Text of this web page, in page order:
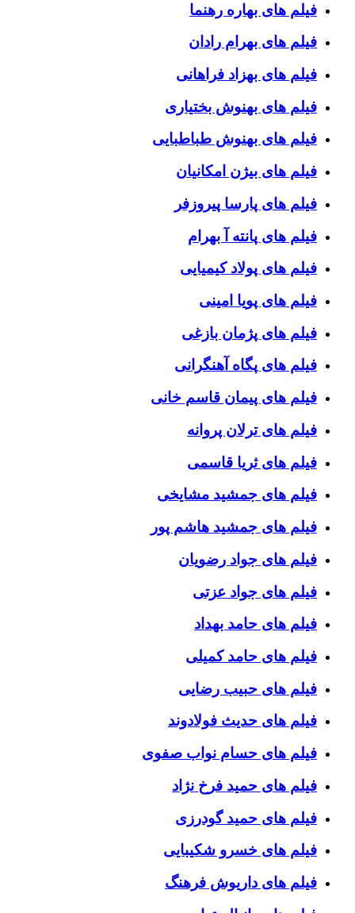
فیلم های بهاره رهنما
فیلم های بهرام رادان
فیلم های بهزاد فراهانی
فیلم های بهنوش بختیاری
فیلم های بهنوش طباطبایی
فیلم های بیژن امکانیان
فیلم های پارسا پیروزفر
فیلم های پانته آ بهرام
فیلم های پولاد کیمیایی
فیلم های پویا امینی
فیلم های پژمان بازغی
فیلم های پگاه آهنگرانی
فیلم های پیمان قاسم خانی
فیلم های ترلان پروانه
فیلم های ثریا قاسمی
فیلم های جمشید مشایخی
فیلم های جمشید هاشم پور
فیلم های جواد رضویان
فیلم های جواد عزتی
فیلم های حامد بهداد
فیلم های حامد کمیلی
فیلم های حبیب رضایی
فیلم های حدیث فولادوند
فیلم های حسام نواب صفوی
فیلم های حمید فرخ نژاد
فیلم های حمید گودرزی
فیلم های خسرو شکیبایی
فیلم های داریوش فرهنگ